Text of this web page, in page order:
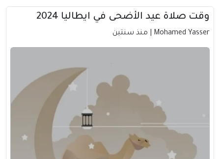
وقت صلاة عيد الأضحى في ايطاليا 2024
Mohamed Yasser | منذ سنتين